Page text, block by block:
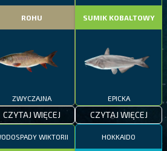
ROHU
ZWYCZAJNA
CZYTAJ WIĘCEJ
SUMIK KOBALTOWY
EPICKA
CZYTAJ WIĘCEJ
WIKTORII HOKKAIDO